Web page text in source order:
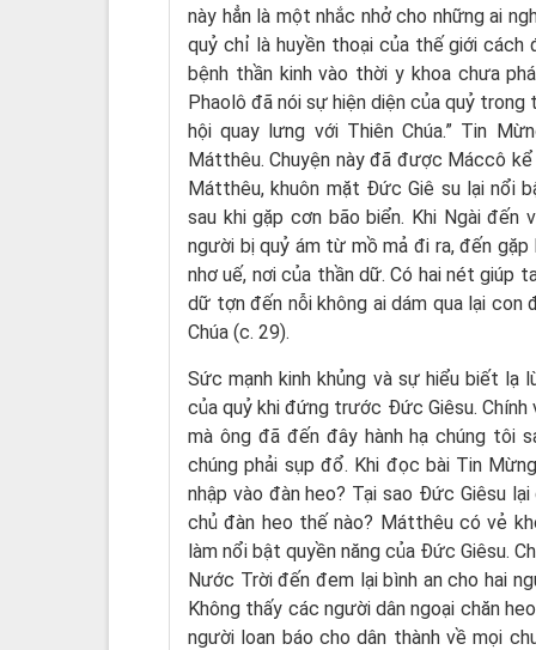
này hẳn là một nhắc nhở cho những ai
quỷ chỉ là huyền thoại của thế giới cách
bệnh thần kinh vào thời y khoa chưa
Phaolô đã nói sự hiện diện của quỷ trong
hội quay lưng với Thiên Chúa.” Tin
Mátthêu. Chuyện này đã được Máccô
Mátthêu, khuôn mặt Đức Giê su lại nổi
sau khi gặp cơn bão biển. Khi Ngài đến
người bị quỷ ám từ mồ mả đi ra, đến
nhơ uế, nơi của thần dữ. Có hai nét giúp
dữ tợn đến nỗi không ai dám qua lại con
Chúa (c. 29).
Sức mạnh kinh khủng và sự hiểu biết lạ
của quỷ khi đứng trước Đức Giêsu. Chính
mà ông đã đến đây hành hạ chúng tôi
chúng phải sụp đổ. Khi đọc bài Tin
nhập vào đàn heo? Tại sao Đức Giêsu
chủ đàn heo thế nào? Mátthêu có vẻ
làm nổi bật quyền năng của Đức Giêsu.
Nước Trời đến đem lại bình an cho hai
Không thấy các người dân ngoại chăn
người loan báo cho dân thành về mọi